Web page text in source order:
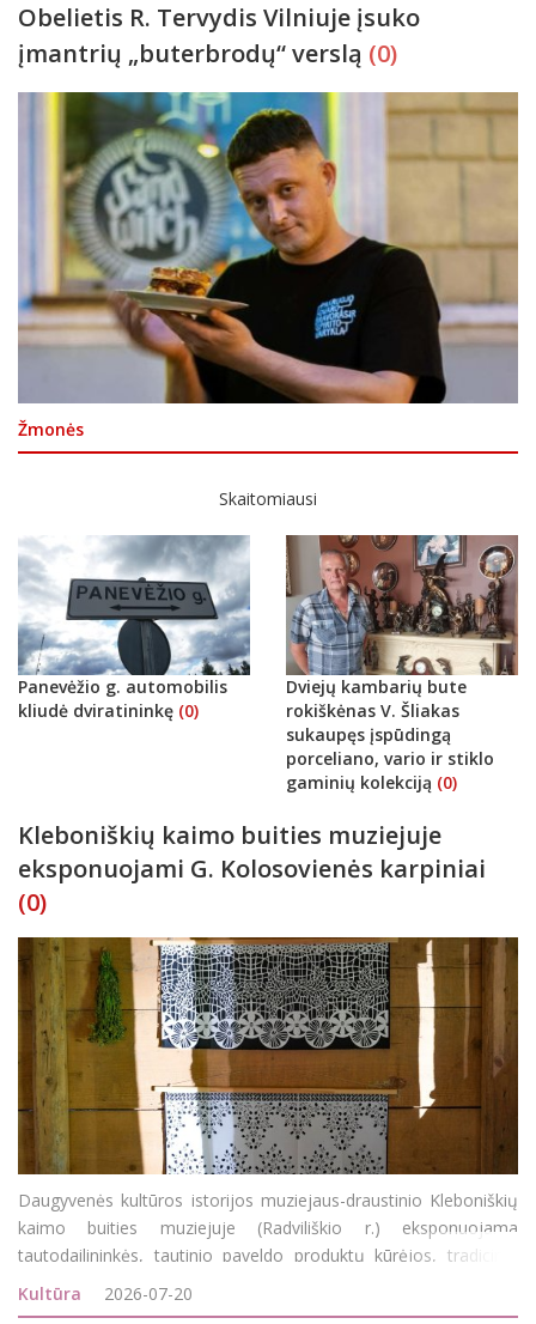
Obelietis R. Tervydis Vilniuje įsuko
įmantrių „buterbrodų“ verslą (0)
Žmonės
Skaitomiausi
Panevėžio g. automobilis
kliudė dviratininkę (0)
Dviejų kambarių bute
rokiškėnas V. Šliakas
sukaupęs įspūdingą
porceliano, vario ir stiklo
gaminių kolekciją (0)
Kleboniškių kaimo buities muziejuje
eksponuojami G. Kolosovienės karpiniai
(0)
Daugyvenės kultūros istorijos muziejaus-draustinio Kleboniškių
kaimo buities muziejuje (Radviliškio r.) eksponuojama
tautodailininkės, tautinio paveldo produktų kūrėjos, tradicinių
amatų meistrės, karpymo amato puoselėtojos Gitos
Kultūra 2026-07-20